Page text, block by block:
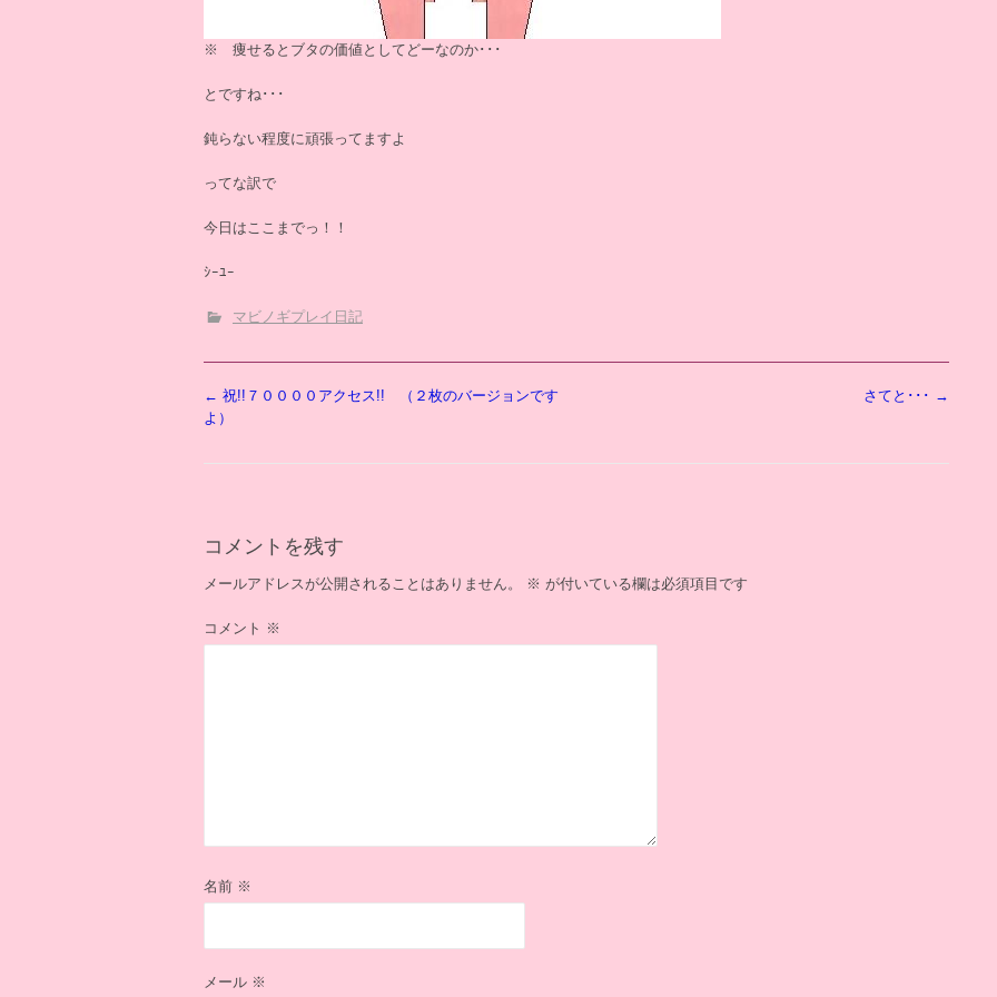
※ 痩せるとブタの価値としてどーなのか･･･
とですね･･･
鈍らない程度に頑張ってますよ
ってな訳で
今日はここまでっ！！
ｼｰﾕｰ
マビノギプレイ日記
投
稿
ビ
ョ
ン
← 祝!!７００００アクセス!! （２枚のバージョンです
よ）
さてと･･･ →
コメントを残す
メールアドレスが公開されることはありません。 ※ が付いている欄は必須項目です
コメント ※
名前 ※
メール ※